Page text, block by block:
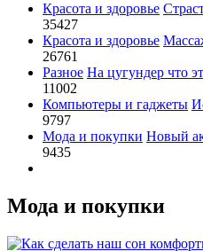
Красота и здоровье
35427
Красота и здоровье
26761
Разное На цугундер что
11002
Компьютеры и гаджеты
9797
Мода и покупки Новый
9435
Мода и покупки